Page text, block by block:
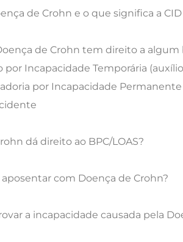
de Crohn e o que significa a CID
de Crohn tem direito a algum
por Incapacidade Temporária
por Incapacidade
dá direito ao BPC/LOAS?
aposentar com Doença de Crohn?
a incapacidade causada pela